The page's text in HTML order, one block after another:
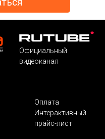
Официальный
видеоканал
Оплата
Интерактивный
прайс-лист